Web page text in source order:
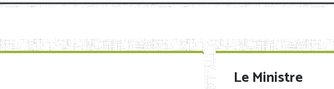
Générale des EnseignementsDiplômes disponibles
Demande de
Le Ministre